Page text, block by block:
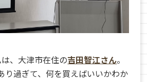
、大津市在住の吉田智江さん。
り過ぎて、何を買えばいいかわか